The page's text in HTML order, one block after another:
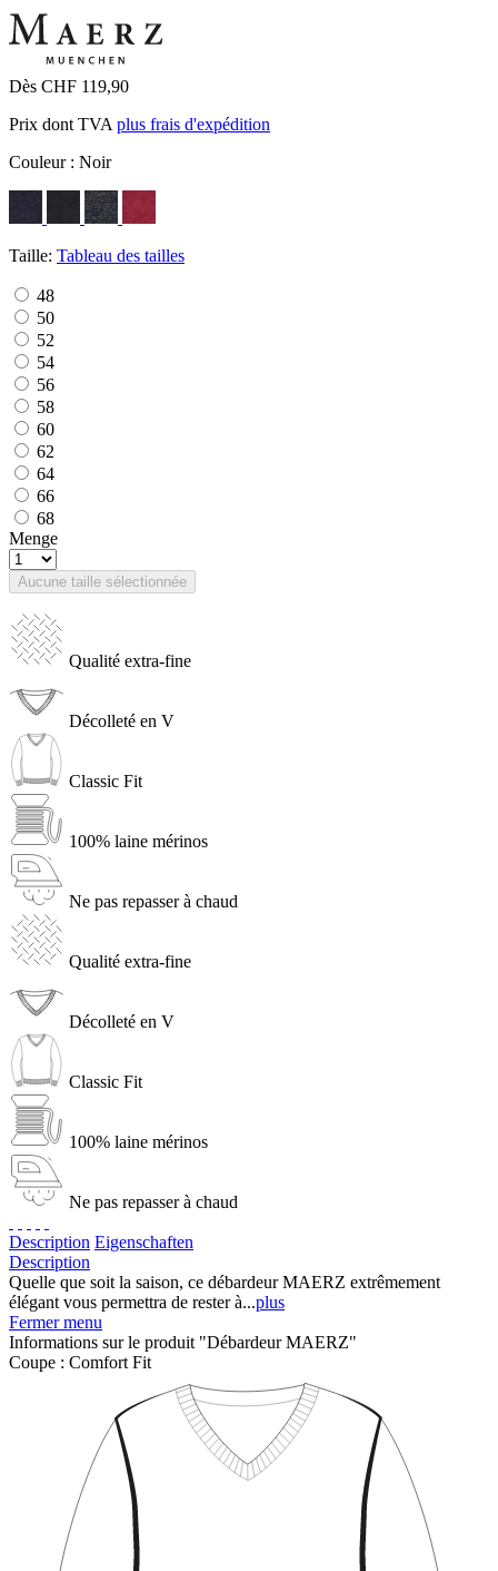
Dès CHF 119,90
Prix dont TVA plus frais d'expédition
Couleur : Noir
Taille: Tableau des tailles
48
50
52
54
56
58
60
62
64
66
68
Menge
Aucune taille sélectionnée
Qualité extra-fine
Décolleté en V
Classic Fit
100% laine mérinos
Ne pas repasser à chaud
Qualité extra-fine
Décolleté en V
Classic Fit
100% laine mérinos
Ne pas repasser à chaud
Description Eigenschaften
Description
Quelle que soit la saison, ce débardeur MAERZ extrêmement
élégant vous permettra de rester à...plus
Fermer menu
Informations sur le produit "Débardeur MAERZ"
Coupe : Comfort Fit